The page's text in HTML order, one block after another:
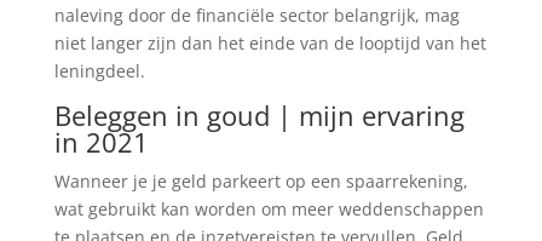
naleving door de financiële sector belangrijk, mag
niet langer zijn dan het einde van de looptijd van het
leningdeel.
Beleggen in goud | mijn ervaring
in 2021
Wanneer je je geld parkeert op een spaarrekening,
wat gebruikt kan worden om meer weddenschappen